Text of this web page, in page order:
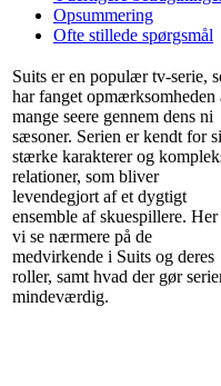
Opsummering
Ofte stillede spørgsmål
Suits er en populær tv-serie,
har fanget opmærksomheden
mange seere gennem dens ni
sæsoner. Serien er kendt for
stærke karakterer og
relationer, som bliver
levendegjort af et dygtigt
ensemble af skuespillere.
vi se nærmere på de
medvirkende i Suits og deres
roller, samt hvad der gør
mindeværdig.